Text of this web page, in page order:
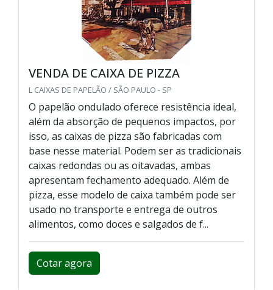
VENDA DE CAIXA DE PIZZA
L CAIXAS DE PAPELÃO / SÃO PAULO - SP
O papelão ondulado oferece resistência ideal,
além da absorção de pequenos impactos, por
isso, as caixas de pizza são fabricadas com
base nesse material. Podem ser as tradicionais
caixas redondas ou as oitavadas, ambas
apresentam fechamento adequado. Além de
pizza, esse modelo de caixa também pode ser
usado no transporte e entrega de outros
alimentos, como doces e salgados de f...
Cotar agora